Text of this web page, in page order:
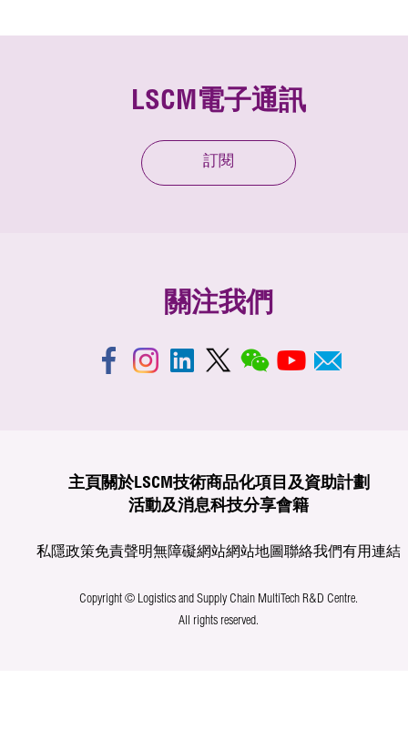
LSCM電子通訊
訂閱
關注我們
主頁 關於LSCM技術商品化項目及資助計劃
活動及消息科技分享會籍
私隱政策免責聲明無障礙網站網站地圖聯絡我們有用連結
Copyright © Logistics and Supply Chain MultiTech R&D Centre.
All rights reserved.